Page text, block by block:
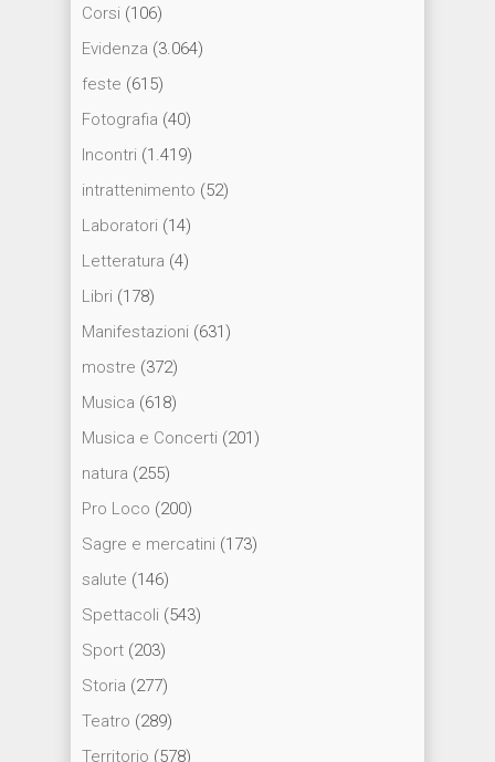
Corsi (106)
Evidenza (3.064)
feste (615)
Fotografia (40)
Incontri (1.419)
intrattenimento (52)
Laboratori (14)
Letteratura (4)
Libri (178)
Manifestazioni (631)
mostre (372)
Musica (618)
Musica e Concerti (201)
natura (255)
Pro Loco (200)
Sagre e mercatini (173)
salute (146)
Spettacoli (543)
Sport (203)
Storia (277)
Teatro (289)
Territorio (578)